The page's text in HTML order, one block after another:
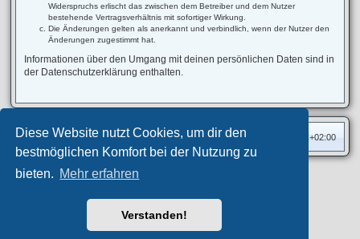
Diese Website nutzt Cookies, um dir den
bestmöglichen Komfort bei der Nutzung zu
bieten. Mehr erfahren
Verstanden!
Widerspruchs erlischt das zwischen dem Betreiber und dem Nutzer
bestehende Vertragsverhältnis mit sofortiger Wirkung.
Die Änderungen gelten als anerkannt und verbindlich, wenn der Nutzer den
Änderungen zugestimmt hat.
Informationen über den Umgang mit deinen persönlichen Daten sind in
der Datenschutzerklärung enthalten.
Foren-Übersicht Alle Zeiten sind UTC+02:00
Privates Forum ©